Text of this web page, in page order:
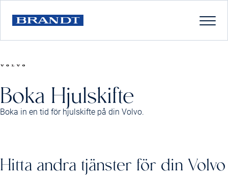
Boka Hjulskifte
Boka in en tid för hjulskifte på din Volvo.
Hitta andra tjänster för din Volvo